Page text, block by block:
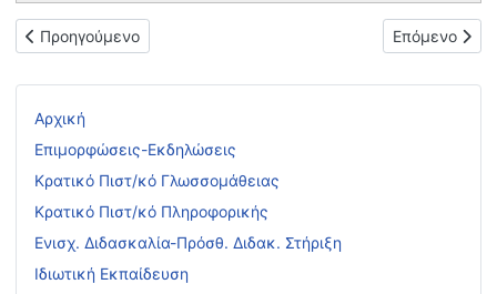
Αρχική
Επιμορφώσεις-Εκδηλώσεις
Κρατικό Πιστ/κό Γλωσσομάθειας
Κρατικό Πιστ/κό Πληροφορικής
Ενισχ. Διδασκαλία-Πρόσθ. Διδακ. Στήριξη
Ιδιωτική Εκπαίδευση
Προηγούμενο άρθρο: Πρόσκληση ενδιαφέροντος δηλώσεων
Προηγούμενο Επόμενο
Επόμενο